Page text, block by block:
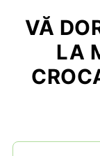
VĂ
LA